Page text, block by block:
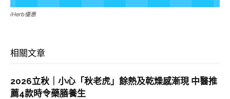
iHerb優惠
相關文章
2026立秋｜小心「秋老虎」餘熱及乾燥感漸現 中醫推
薦4款時令藥膳養生